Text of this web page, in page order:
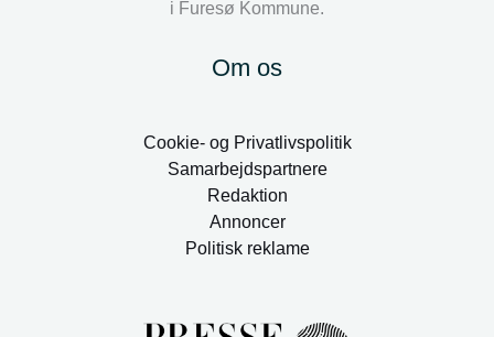
i Furesø Kommune.
Om os
Cookie- og Privatlivspolitik
Samarbejdspartnere
Redaktion
Annoncer
Politisk reklame